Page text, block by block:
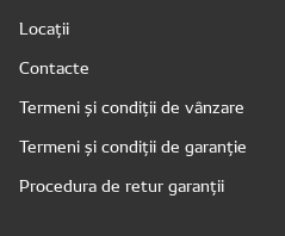
Locații
Contacte
Termeni și condiții de vânzare
Termeni și condiții de garanție
Procedura de retur garanții